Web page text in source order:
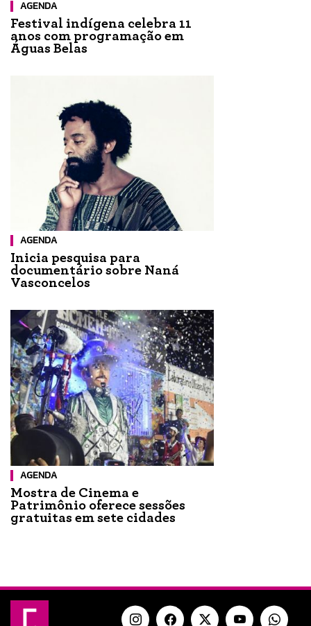
AGENDA
Festival indígena celebra 11
anos com programação em
Águas Belas
AGENDA
Inicia pesquisa para
documentário sobre Naná
Vasconcelos
AGENDA
Mostra de Cinema e
Patrimônio oferece sessões
gratuitas em sete cidades